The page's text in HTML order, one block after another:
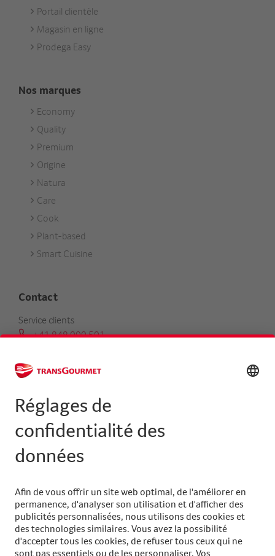
Portail clientèle
Magasin en ligne
Prodega Easy
Nos marques
Footer
Unsere
Marken
Economy
Quality
Premium
Origine
Natura
Care
Cook
Plant-based
Smart Cuisine
Contact
Service clients
+41 848 000 501
Trouver un conseiller clientèle
Centrale
+41 31 858 48 48
info@transgourmet.ch
your
language
Suivez-nous sur